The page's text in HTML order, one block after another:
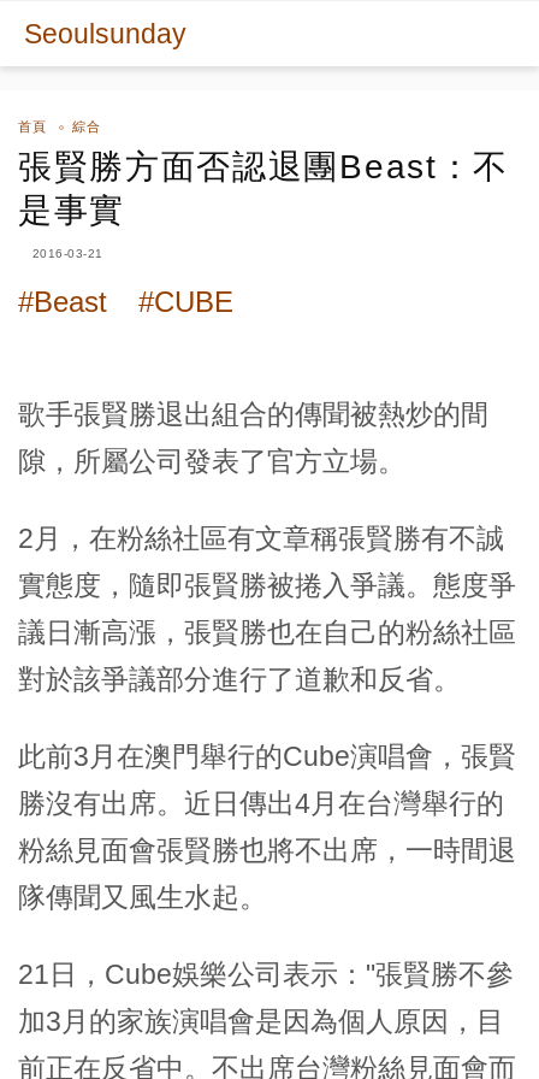
Seoulsunday
首頁 綜合
張賢勝方面否認退團Beast：不
是事實
2016-03-21
#Beast #CUBE
歌手張賢勝退出組合的傳聞被熱炒的間
隙，所屬公司發表了官方立場。